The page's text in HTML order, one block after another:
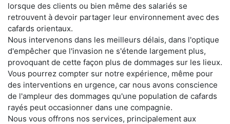
lorsque des clients ou bien même des salariés se
retrouvent à devoir partager leur environnement avec des
cafards orientaux.
Nous intervenons dans les meilleurs délais, dans l'optique
d'empêcher que l'invasion ne s'étende largement plus,
provoquant de cette façon plus de dommages sur les lieux.
Vous pourrez compter sur notre expérience, même pour
des interventions en urgence, car nous avons conscience
de l'ampleur des dommages qu'une population de cafards
rayés peut occasionner dans une compagnie.
Nous vous offrons nos services, principalement aux